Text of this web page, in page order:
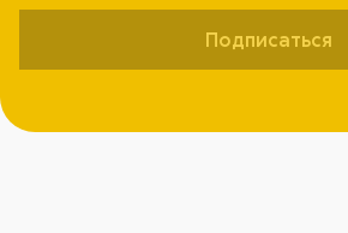
Подписаться